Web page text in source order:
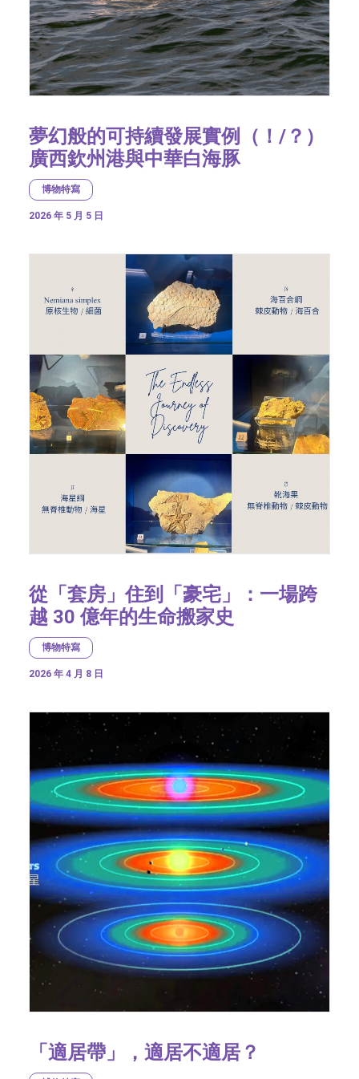
夢幻般的可持續發展實例（！/？）
廣西欽州港與中華白海豚
博物特寫
2026 年 5 月 5 日
從「套房」住到「豪宅」：一場跨
越 30 億年的生命搬家史
博物特寫
2026 年 4 月 8 日
「適居帶」，適居不適居？